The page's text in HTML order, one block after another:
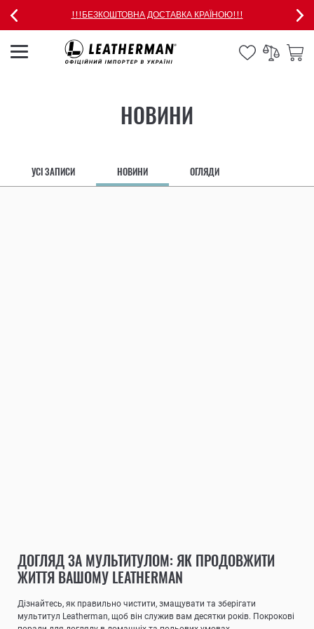
!!!БЕЗКОШТОВНА ДОСТАВКА КРАЇНОЮ!!!
НОВИНИ
УСІ ЗАПИСИ НОВИНИ ОГЛЯДИ
ДОГЛЯД ЗА МУЛЬТИТУЛОМ: ЯК ПРОДОВЖИТИ
ЖИТТЯ ВАШОМУ LEATHERMAN
Дізнайтесь, як правильно чистити, змащувати та зберігати
мультитул Leatherman, щоб він служив вам десятки років. Покрокові